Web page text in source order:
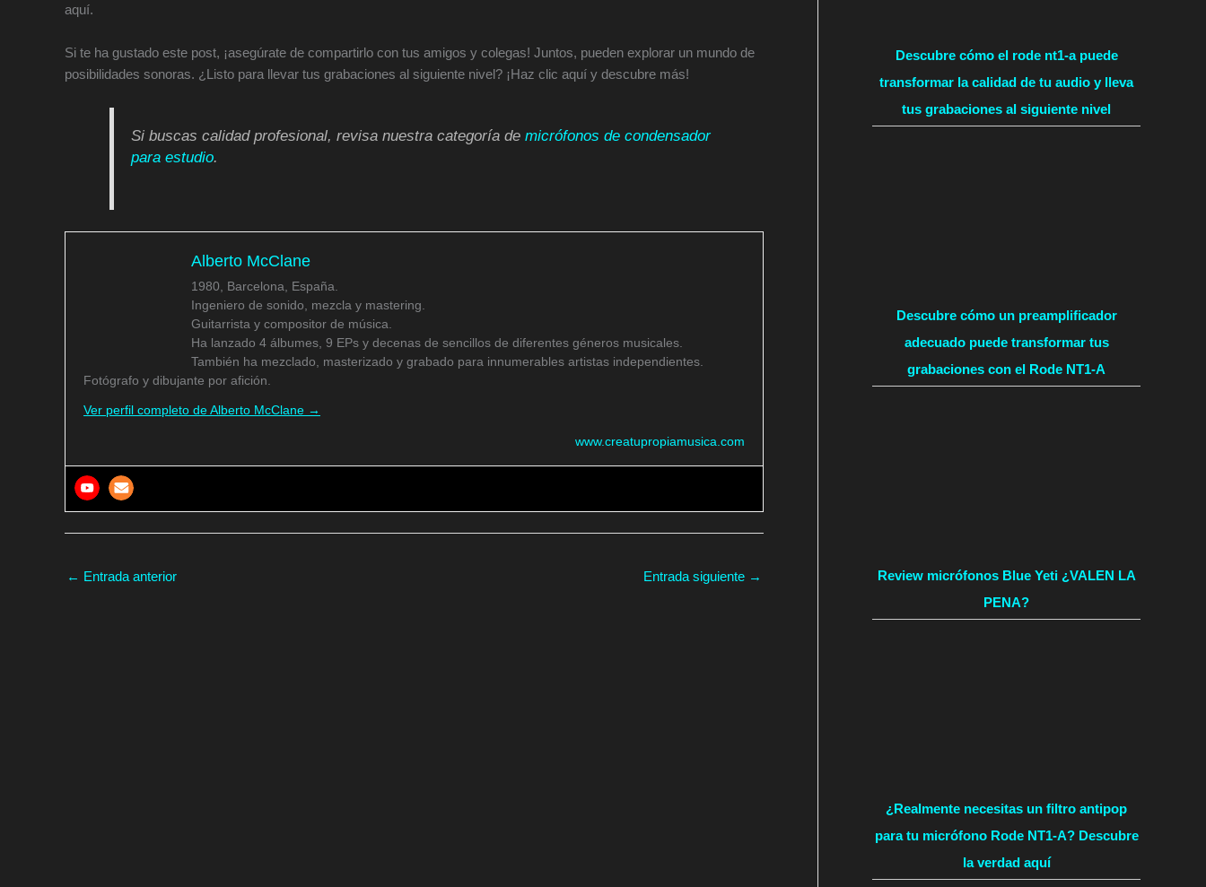
aquí.
Si te ha gustado este post, ¡asegúrate de compartirlo con tus amigos y colegas! Juntos, pueden explorar un mundo de
posibilidades sonoras. ¿Listo para llevar tus grabaciones al siguiente nivel? ¡Haz clic aquí y descubre más!
Si buscas calidad profesional, revisa nuestra categoría demicrófonos de condensador
para estudio.
Alberto McClane
1980, Barcelona, España.
Ingeniero de sonido, mezcla y mastering.
Guitarrista y compositor de música.
Ha lanzado 4 álbumes, 9 EPs y decenas de sencillos de diferentes géneros musicales.
También ha mezclado, masterizado y grabado para innumerables artistas independientes.
Fotógrafo y dibujante por afición.
Ver perfil completo de Alberto McClane →
www.creatupropiamusica.com
← Entrada anterior Entrada siguiente →
Descubre cómo el rode nt1-a puede
transformar la calidad de tu audio y lleva
tus grabaciones al siguiente nivel
Descubre cómo un preamplificador
adecuado puede transformar tus
grabaciones con el Rode NT1-A
Review micrófonos Blue Yeti ¿VALEN LA
PENA?
¿Realmente necesitas un filtro antipop
para tu micrófono Rode NT1-A? Descubre
la verdad aquí